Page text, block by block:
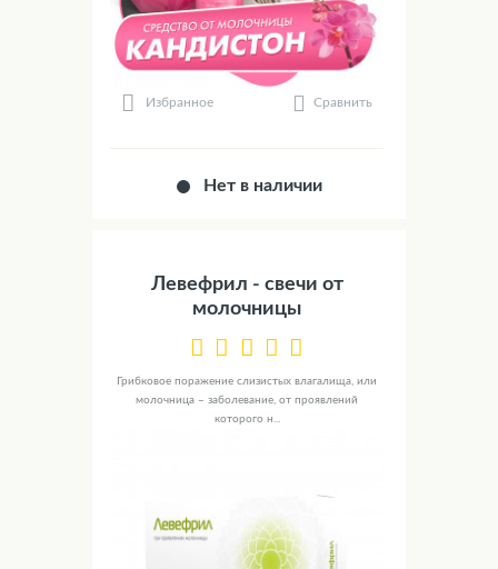
Избранное Сравнить
Нет в наличии
Левефрил - свечи от
молочницы
Грибковое поражение слизистых влагалища, или
молочница – заболевание, от проявлений
которого н...